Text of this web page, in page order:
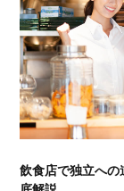
飲食店で独立へ